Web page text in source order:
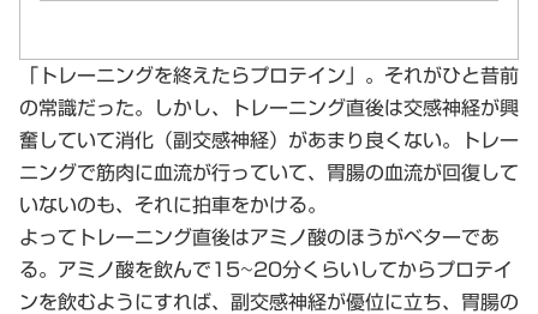
「トレーニングを終えたらプロテイン」。それがひと昔前
の常識だった。しかし、トレーニング直後は交感神経が興
奮していて消化（副交感神経）があまり良くない。トレー
ニングで筋肉に血流が行っていて、胃腸の血流が回復して
いないのも、それに拍車をかける。
よってトレーニング直後はアミノ酸のほうがベターであ
る。アミノ酸を飲んで15~20分くらいしてからプロテイ
ンを飲むようにすれば、副交感神経が優位に立ち、胃腸の